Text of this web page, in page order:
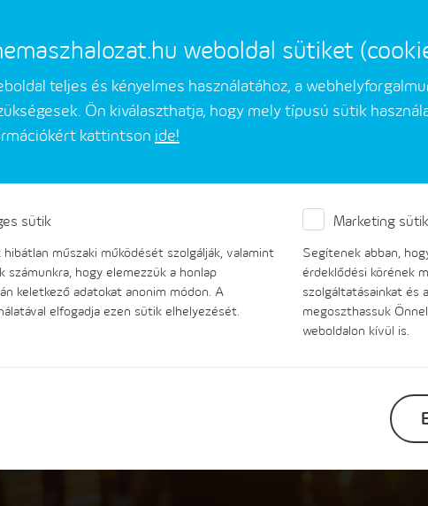
Ügyintézések
weboldal sütiket
teljes és kényelmes használatához, a
Ön kiválaszthatja, hogy mely típusú sütik
kattintson ide!
sütik
műszaki működését szolgálják, valamint
számunkra, hogy elemezzük a honlap
keletkező adatokat anonim módon. A
elfogadja ezen sütik elhelyezését.
Marketing sütik
Segítenek abban,
érdeklődési körének
szolgáltatásainkat és
megoszthassuk
weboldalon kívül is.